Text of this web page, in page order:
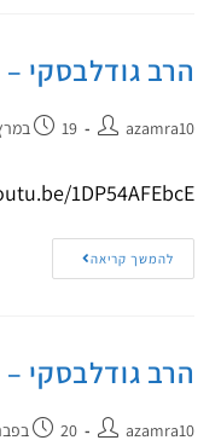
הרב גודלבסקי –
azamra10 19 במרץ 2019
1DP54AFEbcE
להמשך קריאה
הרב גודלבסקי –
azamra10 20 בפברואר 2019